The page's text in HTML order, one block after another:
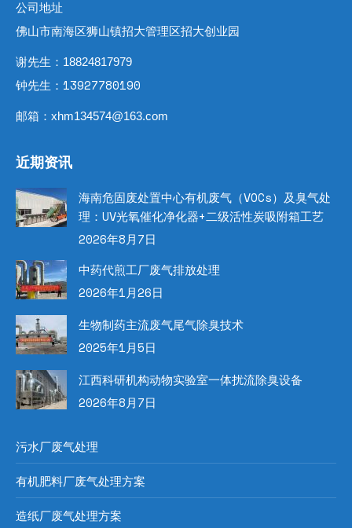
公司地址
佛山市南海区狮山镇招大管理区招大创业园
谢先生：18824817979
钟先生：13927780190
邮箱：xhm134574@163.com
近期资讯
海南危固废处置中心有机废气（VOCs）及臭气处
理：UV光氧催化净化器+二级活性炭吸附箱工艺
2026年8月7日
中药代煎工厂废气排放处理
2026年1月26日
生物制药主流废气尾气除臭技术
2025年1月5日
江西科研机构动物实验室一体扰流除臭设备
2026年8月7日
污水厂废气处理
有机肥料厂废气处理方案
造纸厂废气处理方案